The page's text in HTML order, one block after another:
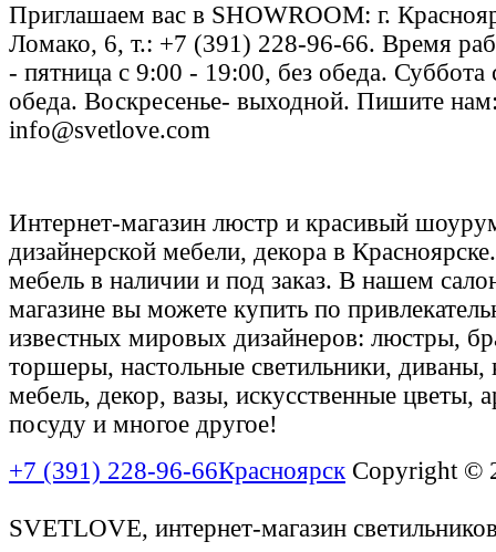
Приглашаем вас в SHOWROOM: г.
Ломако, 6, т.: +7 (391) 228-96-66. Время
- пятница с 9:00 - 19:00, без обеда. Суббота
обеда. Воскресенье- выходной. Пишите
info@svetlove.com
Интернет-магазин люстр и красивый
дизайнерской мебели, декора в
мебель в наличии и под заказ. В нашем
магазине вы можете купить по
известных мировых дизайнеров: люстры,
торшеры, настольные светильники, диваны,
мебель, декор, вазы, искусственные цветы,
посуду и многое другое!
+7 (391) 228-96-66КрасноярскCopyright ©
SVETLOVE, интернет-магазин